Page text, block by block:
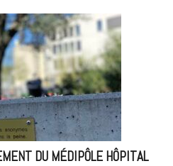
Lyon-
Villeurbanne
devient
«
Hôpital
Ambassadeur
du
don
d’organes » »
DU MÉDIPÔLE HÔPITAL